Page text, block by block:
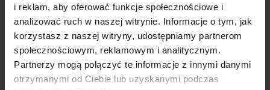
i reklam, aby oferować funkcje społecznościowe i
analizować ruch w naszej witrynie. Informacje o tym, jak
korzystasz z naszej witryny, udostępniamy partnerom
społecznościowym, reklamowym i analitycznym.
Partnerzy mogą połączyć te informacje z innymi danymi
otrzymanymi od Ciebie lub uzyskanymi podczas
OPINIE I OCENY (0)
Klucze dynamometryczne łamane